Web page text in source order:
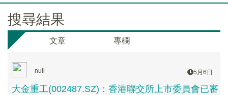
搜尋結果
文章 專欄
null 5月6日
大金重工(002487.SZ)：香港聯交所上市委員會已審